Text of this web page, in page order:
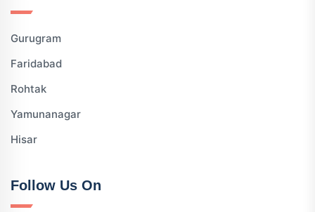
Gurugram
Faridabad
Rohtak
Yamunanagar
Hisar
Follow Us On